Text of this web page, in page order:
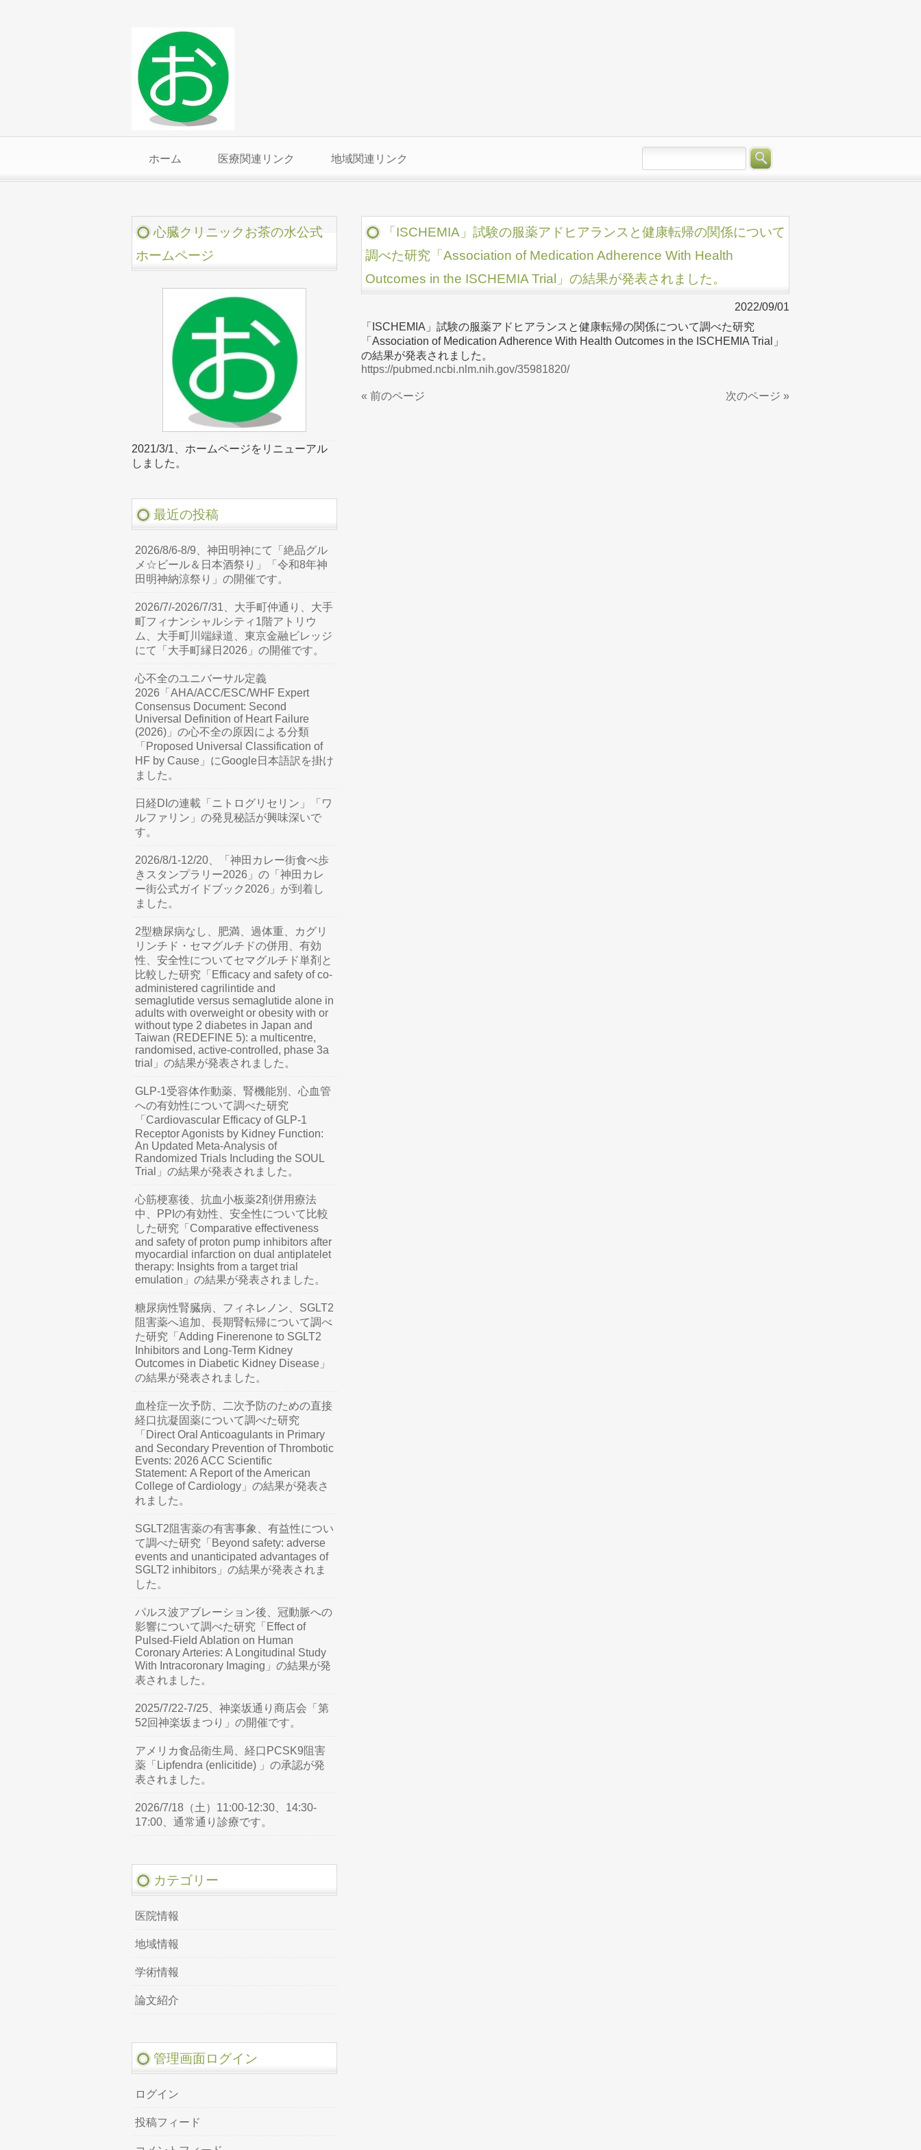
ホーム 医療関連リンク 地域関連リンク
「ISCHEMIA」試験の服薬アドヒアランスと健康転帰の関係について
調べた研究「Association of Medication Adherence With Health
Outcomes in the ISCHEMIA Trial」の結果が発表されました。
2022/09/01
「ISCHEMIA」試験の服薬アドヒアランスと健康転帰の関係について調べた研究
「Association of Medication Adherence With Health Outcomes in the ISCHEMIA Trial」
の結果が発表されました。
https://pubmed.ncbi.nlm.nih.gov/35981820/
« 前のページ 次のページ »
心臓クリニックお茶の水公式
ホームページ
2021/3/1、ホームページをリニューアル
しました。
最近の投稿
2026/8/6-8/9、神田明神にて「絶品グル
メ☆ビール＆日本酒祭り」「令和8年神
田明神納涼祭り」の開催です。
2026/7/-2026/7/31、大手町仲通り、大手
町フィナンシャルシティ1階アトリウ
ム、大手町川端緑道、東京金融ビレッジ
にて「大手町縁日2026」の開催です。
心不全のユニバーサル定義
2026「AHA/ACC/ESC/WHF Expert
Consensus Document: Second
Universal Definition of Heart Failure
(2026)」の心不全の原因による分類
「Proposed Universal Classification of
HF by Cause」にGoogle日本語訳を掛け
ました。
日経DIの連載「ニトログリセリン」「ワ
ルファリン」の発見秘話が興味深いで
す。
2026/8/1-12/20、「神田カレー街食べ歩
きスタンプラリー2026」の「神田カレ
ー街公式ガイドブック2026」が到着し
ました。
2型糖尿病なし、肥満、過体重、カグリ
リンチド・セマグルチドの併用、有効
性、安全性についてセマグルチド単剤と
比較した研究「Efficacy and safety of co-
administered cagrilintide and
semaglutide versus semaglutide alone in
adults with overweight or obesity with or
without type 2 diabetes in Japan and
Taiwan (REDEFINE 5): a multicentre,
randomised, active-controlled, phase 3a
trial」の結果が発表されました。
GLP-1受容体作動薬、腎機能別、心血管
への有効性について調べた研究
「Cardiovascular Efficacy of GLP-1
Receptor Agonists by Kidney Function:
An Updated Meta-Analysis of
Randomized Trials Including the SOUL
Trial」の結果が発表されました。
心筋梗塞後、抗血小板薬2剤併用療法
中、PPIの有効性、安全性について比較
した研究「Comparative effectiveness
and safety of proton pump inhibitors after
myocardial infarction on dual antiplatelet
therapy: Insights from a target trial
emulation」の結果が発表されました。
糖尿病性腎臓病、フィネレノン、SGLT2
阻害薬へ追加、長期腎転帰について調べ
た研究「Adding Finerenone to SGLT2
Inhibitors and Long-Term Kidney
Outcomes in Diabetic Kidney Disease」
の結果が発表されました。
血栓症一次予防、二次予防のための直接
経口抗凝固薬について調べた研究
「Direct Oral Anticoagulants in Primary
and Secondary Prevention of Thrombotic
Events: 2026 ACC Scientific
Statement: A Report of the American
College of Cardiology」の結果が発表さ
れました。
SGLT2阻害薬の有害事象、有益性につい
て調べた研究「Beyond safety: adverse
events and unanticipated advantages of
SGLT2 inhibitors」の結果が発表されま
した。
パルス波アブレーション後、冠動脈への
影響について調べた研究「Effect of
Pulsed-Field Ablation on Human
Coronary Arteries: A Longitudinal Study
With Intracoronary Imaging」の結果が発
表されました。
2025/7/22-7/25、神楽坂通り商店会「第
52回神楽坂まつり」の開催です。
アメリカ食品衛生局、経口PCSK9阻害
薬「Lipfendra (enlicitide) 」の承認が発
表されました。
2026/7/18（土）11:00-12:30、14:30-
17:00、通常通り診療です。
カテゴリー
医院情報
地域情報
学術情報
論文紹介
管理画面ログイン
ログイン
投稿フィード